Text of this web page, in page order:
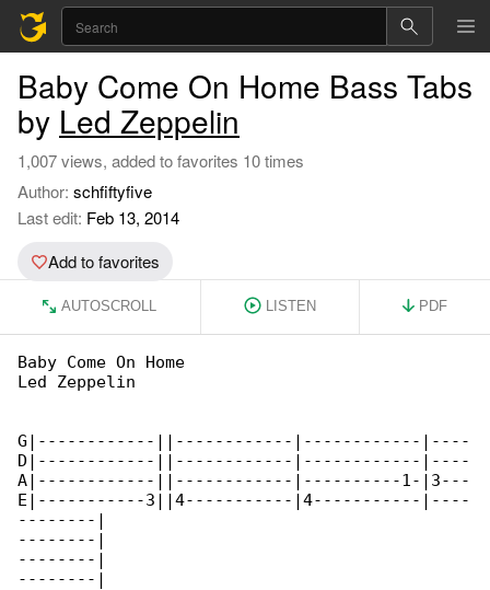
Baby Come On Home Bass Tabs
by Led Zeppelin
1,007 views, added to favorites 10 times
Author: schfiftyfive
Last edit: Feb 13, 2014
Add to favorites
AUTOSCROLL LISTEN PDF
Baby Come On Home
Led Zeppelin
G|------------||------------|------------|----
D|------------||------------|------------|----
A|------------||------------|----------1-|3---
E|-----------3||4-----------|4-----------|----
--------|
--------|
--------|
--------|